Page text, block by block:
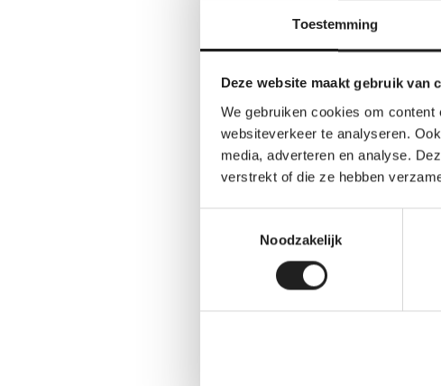
Toestemming
Deze website maakt gebruik van
We gebruiken cookies om
websiteverkeer te analyseren.
media, adverteren en analyse.
verstrekt of die ze hebben
Noodzakelijk
Zoek je de
Heb je nog geen
jouw exacte auto. Dan
Audi A3 (4-dr
Praktisch en
Stiller en
Strakste
Robuust voor